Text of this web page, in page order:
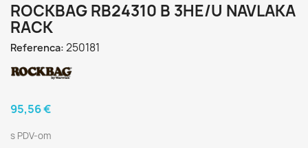
ROCKBAG RB24310 B 3HE/U NAVLAKA
RACK
Referenca: 250181
95,56 €
s PDV-om